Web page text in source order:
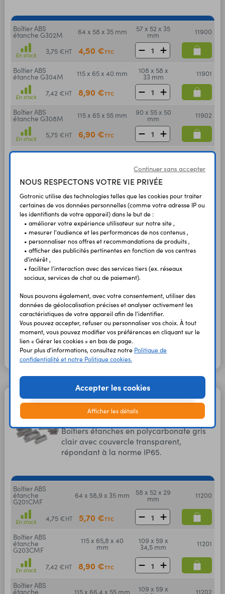
Boîtier ABS
étanche G302M 64 x 58 x 35 mm 57 x 52 x 35
mm 11900
En stock 3,75 €HT 4,50 €TTC
Boîtier ABS
étanche G304M 115 x 65 x 40 mm 108 x 58 x
33 mm 11901
En stock 7,42 €HT 8,90 €TTC
Boîtier ABS
étanche G308M 115 x 65 x 55 mm 90 x 55 x 50
mm 11902
En stock 5,75 €HT 6,90 €TTC
Boîtier ABS 90 x 80 x
En stock
Boîtier ABS
étanche G313M 171 x 121 x 50 mm 160 x 110 x
50 mm 11904
En stock 12,08 €HT 14,50 €TTC
Boîtier ABS
étanche G317M 222 x 146 x 55 mm 196 x 120 x
47 mm
En stock 14,92 €
Boîtier ABS 171 x 121 x 80 mm 160 x 110 x
En stock 14,92 €HT 17,90 €TTC
Boîtier ABS
étanche G353M 222 x 146 x 75 mm 196 x 120 x
67 mm 11907
En stock 14,92 €HT 17,90 € TTC
Boîtiers plastiques avec support et
couvercles transparents
Boîtiers étanches en polycarbonate gris
clair avec couvercle transparent,
répondant à la norme IP65.
Boîtier ABS
étanche
G201CMF
64 x 58,9 x 35 mm 58 x 52 x 29
mm 11200
En stock 4,75 €HT 5,70 €TTC
Boîtier ABS
étanche
G203CMF
115 x 65,8 x 40
mm
109 x 59 x
34,5 mm 11201
En stock 7,42 €HT 8,90 €TTC
Boîtier ABS
étanche 115 x 66,4 x 55 mm 109 x 59 x 11202
Continuer sans accepter
NOUS RESPECTONS VOTRE VIE PRIVÉE
Gotronic utilise des technologies telles que les cookies pour traiter
certaines de vos données personnelles (comme votre adresse IP ou
les identifiants de votre appareil) dans le but de :
• améliorer votre expérience utilisateur sur notre site ,
• mesurer l'audience et les performances de nos contenus ,
• personnaliser nos offres et recommandations de produits ,
• afficher des publicités pertinentes en fonction de vos centres
d'intérêt ,
• faciliter l'interaction avec des services tiers (ex. réseaux
sociaux, services de chat ou de paiement).
Nous pouvons également, avec votre consentement, utiliser des
données de géolocalisation précises et analyser activement les
caractéristiques de votre appareil afin de l'identifier.
Vous pouvez accepter, refuser ou personnaliser vos choix. À tout
moment, vous pouvez modifier vos préférences en cliquant sur le
lien « Gérer les cookies » en bas de page.
Pour plus d'informations, consultez notre Politique de
confidentialité et notre Politique cookies.
Accepter les cookies
Afficher les détails